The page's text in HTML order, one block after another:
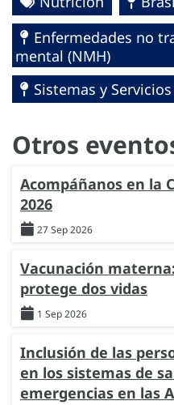
Enfermedades no
mental (NMH)
Sistemas y
Otros
Acompáñanos en la
2026
27 Sep 2026
Vacunación
protege dos vidas
1 Sep 2026
Inclusión de las
en los sistemas de
emergencias en las